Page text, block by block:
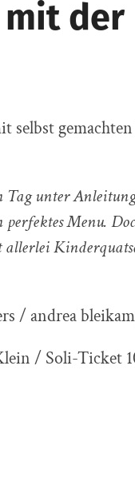
selbst
unter
Menu.
/ andrea
/ Soli-Ticket